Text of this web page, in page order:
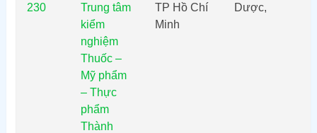
230
Trung tâm
kiểm
nghiệm
Thuốc –
Mỹ phẩm
– Thực
phẩm
Thành
TP Hồ Chí
Minh
Dược,